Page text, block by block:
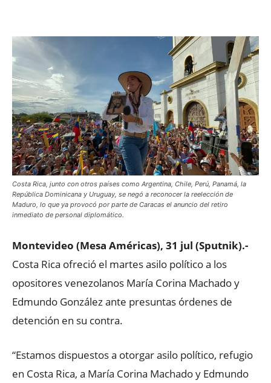
Costa Rica, junto con otros países como Argentina, Chile, Perú, Panamá, la
República Dominicana y Uruguay, se negó a reconocer la reelección de
Maduro, lo que ya provocó por parte de Caracas el anuncio del retiro
inmediato de personal diplomático.
Montevideo (Mesa Américas), 31 jul (Sputnik).-
Costa Rica ofreció el martes asilo político a los
opositores venezolanos María Corina Machado y
Edmundo González ante presuntas órdenes de
detención en su contra.
“Estamos dispuestos a otorgar asilo político, refugio
en Costa Rica, a María Corina Machado y Edmundo